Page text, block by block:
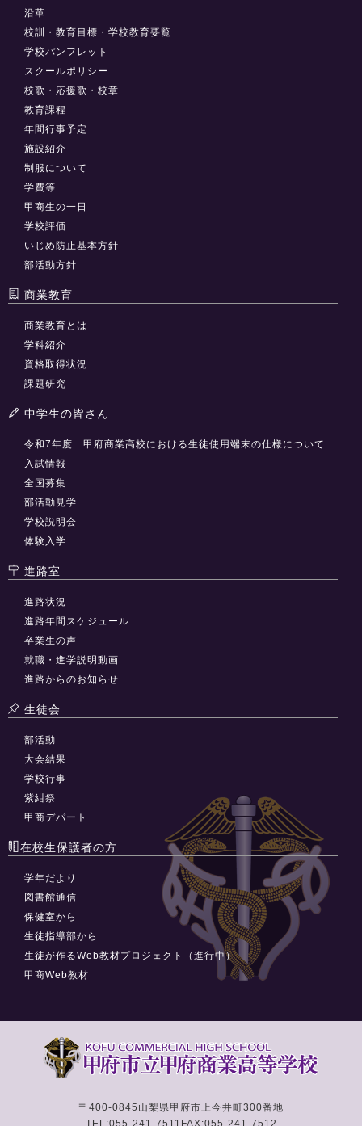
沿革
校訓・教育目標・学校教育要覧
学校パンフレット
スクールポリシー
校歌・応援歌・校章
教育課程
年間行事予定
施設紹介
制服について
学費等
甲商生の一日
学校評価
いじめ防止基本方針
部活動方針
商業教育
商業教育とは
学科紹介
資格取得状況
課題研究
中学生の皆さん
令和7年度 甲府商業高校における生徒使用端末の仕様について
入試情報
全国募集
部活動見学
学校説明会
体験入学
進路室
進路状況
進路年間スケジュール
卒業生の声
就職・進学説明動画
進路からのお知らせ
生徒会
部活動
大会結果
学校行事
紫紺祭
甲商デパート
在校生保護者の方
学年だより
図書館通信
保健室から
生徒指導部から
生徒が作るWeb教材プロジェクト（進行中）
甲商Web教材
〒400-0845 山梨県甲府市上今井町300番地
TEL:055-241-7511 FAX:055-241-7512